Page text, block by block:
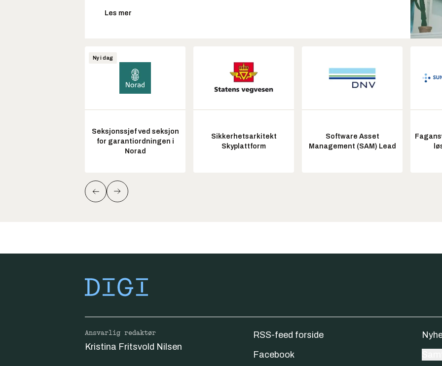
Les mer
Ny i dag
Seksjonssjef ved seksjon
for garantiordningen i
Norad
Sikkerhetsarkitekt
Skyplattform
Software Asset
Management (SAM) Lead
Ansvarlig redaktør
Kristina Fritsvold Nilsen
RSS-feed forside
Facebook